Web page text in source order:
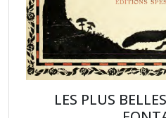
LES PLUS